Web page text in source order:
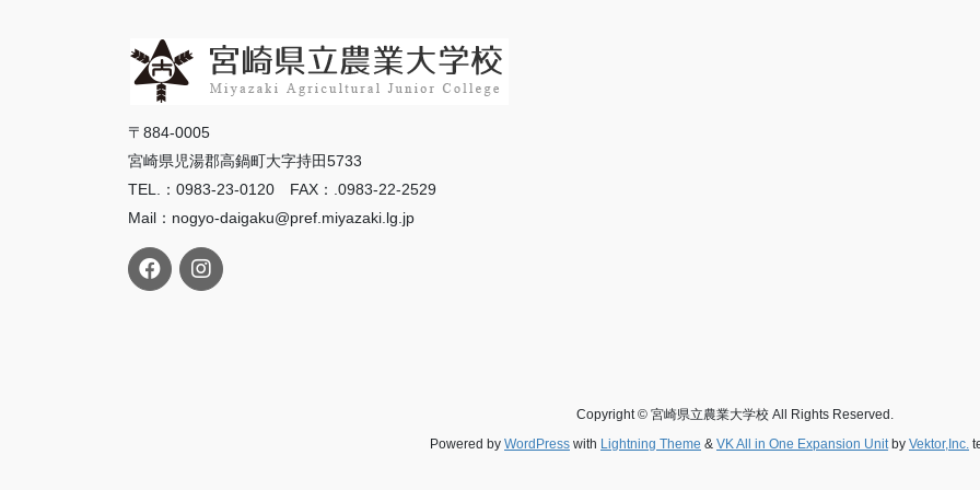
〒884-0005
宮崎県児湯郡高鍋町大字持田5733
TEL.：0983-23-0120 FAX：.0983-22-2529
Mail：nogyo-daigaku@pref.miyazaki.lg.jp
Copyright © 宮崎県立農業大学校 All Rights Reserved.
Powered by WordPress with Lightning Theme & VK All in One Expansion Unitby Vektor,Inc.